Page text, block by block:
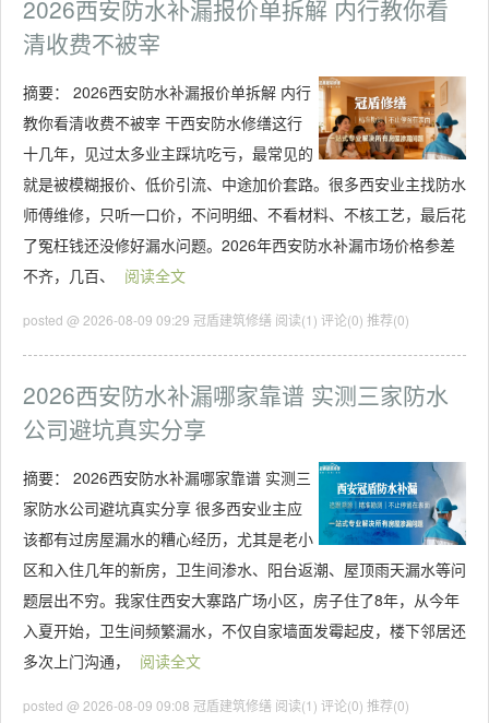
2026西安防水补漏报价单拆解 内行教你看
清收费不被宰
摘要： 2026西安防水补漏报价单拆解 内行
教你看清收费不被宰 干西安防水修缮这行
十几年，见过太多业主踩坑吃亏，最常见的
就是被模糊报价、低价引流、中途加价套路。很多西安业主找防水
师傅维修，只听一口价，不问明细、不看材料、不核工艺，最后花
了冤枉钱还没修好漏水问题。2026年西安防水补漏市场价格参差
不齐，几百、
阅读全文
posted @ 2026-08-09 09:29 冠盾建筑修缮 阅读(1) 评论(0) 推荐(0)
2026西安防水补漏哪家靠谱 实测三家防水
公司避坑真实分享
摘要： 2026西安防水补漏哪家靠谱 实测三
家防水公司避坑真实分享 很多西安业主应
该都有过房屋漏水的糟心经历，尤其是老小
区和入住几年的新房，卫生间渗水、阳台返潮、屋顶雨天漏水等问
题层出不穷。我家住西安大寨路广场小区，房子住了8年，从今年
入夏开始，卫生间频繁漏水，不仅自家墙面发霉起皮，楼下邻居还
多次上门沟通，
阅读全文
posted @ 2026-08-09 09:08 冠盾建筑修缮 阅读(1) 评论(0) 推荐(0)